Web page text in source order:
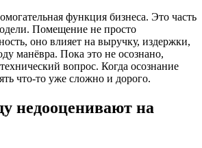
функция бизнеса. Это часть
Помещение не просто
оно влияет на выручку, издержки,
манёвра. Пока это не осознано,
вопрос. Когда осознание
что-то уже сложно и дорого.
недооценивают на